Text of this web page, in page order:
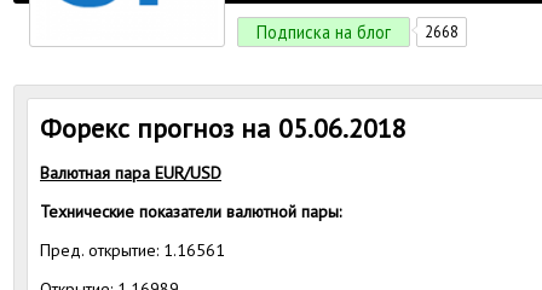
Подписка на блог 2668
Форекс прогноз на 05.06.2018
Валютная пара EUR/USD
Технические показатели валютной пары:
Пред. открытие: 1.16561